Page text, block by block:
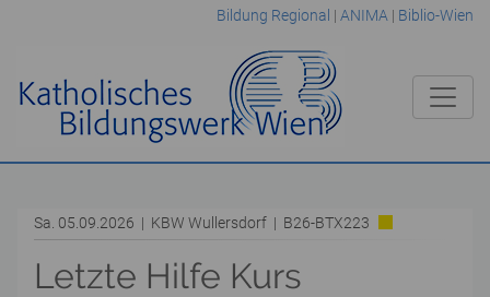
Bildung Regional | ANIMA | Biblio-Wien
Sa. 05.09.2026 | KBW Wullersdorf | B26-BTX223
Letzte Hilfe Kurs